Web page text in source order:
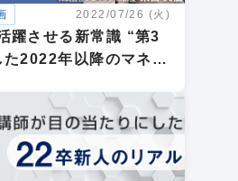
2022/07/26 (火)
躍させる新常識 “第3
た2022年以降のマネジ